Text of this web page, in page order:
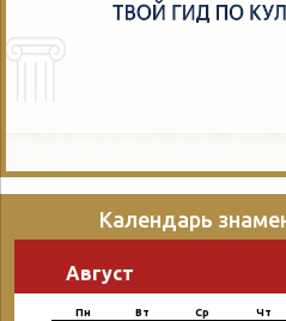
Календарь
Август
Пн Вт Ср Чт